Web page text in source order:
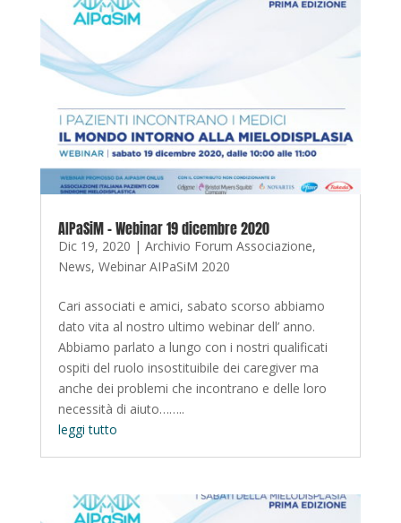
AIPaSiM – Webinar 19 dicembre 2020
Dic 19, 2020 | Archivio Forum Associazione,
News, Webinar AIPaSiM 2020
Cari associati e amici, sabato scorso abbiamo
dato vita al nostro ultimo webinar dell’ anno.
Abbiamo parlato a lungo con i nostri qualificati
ospiti del ruolo insostituibile dei caregiver ma
anche dei problemi che incontrano e delle loro
necessità di aiuto……..
leggi tutto